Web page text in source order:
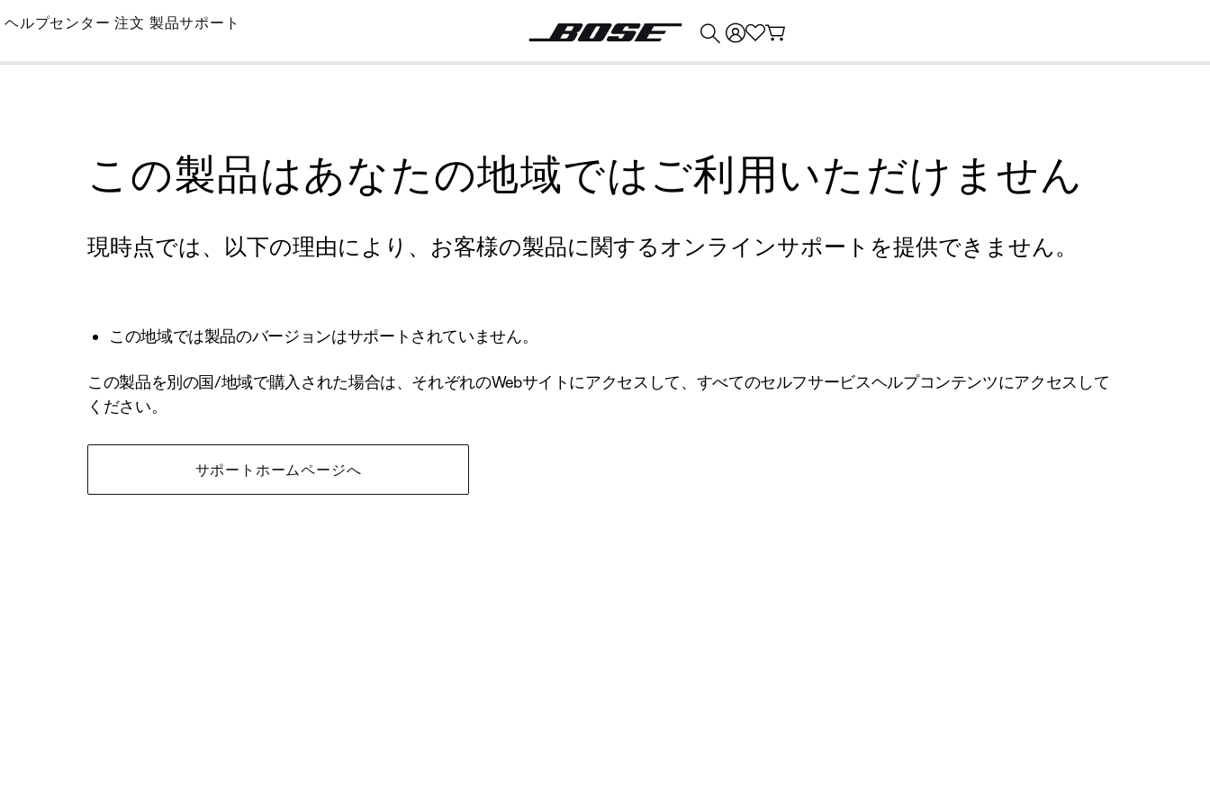
Skip
Main
ヘルプセンター 注文 製品サポート
この製品はあなたの地域ではご利用いただけません
現時点では、以下の理由により、お客様の製品に関するオンラインサポートを提供できません。
この地域では製品のバージョンはサポートされていません。
この製品を別の国/地域で購入された場合は、それぞれのWebサイトにアクセスして、すべてのセルフサービスヘルプコンテンツにアクセスして
ください。
サポートホームページへ